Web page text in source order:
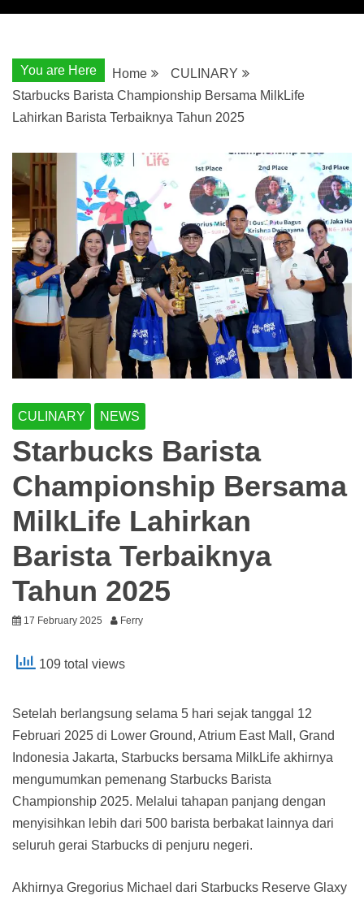
You are Here Home
CULINARY
Starbucks Barista Championship Bersama MilkLife
Lahirkan Barista Terbaiknya Tahun 2025
CULINARY NEWS
Starbucks Barista
Championship Bersama
MilkLife Lahirkan
Barista Terbaiknya
Tahun 2025
17 February 2025 Ferry
109 total views
Setelah berlangsung selama 5 hari sejak tanggal 12
Februari 2025 di Lower Ground, Atrium East Mall, Grand
Indonesia Jakarta, Starbucks bersama MilkLife akhirnya
mengumumkan pemenang Starbucks Barista
Championship 2025. Melalui tahapan panjang dengan
menyisihkan lebih dari 500 barista berbakat lainnya dari
seluruh gerai Starbucks di penjuru negeri.
Akhirnya Gregorius Michael dari Starbucks Reserve Glaxy